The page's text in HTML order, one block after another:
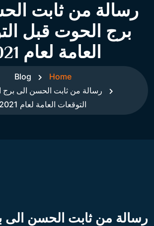
رسالة من ثابت
برج الحوت قبل
العامة لعام 2021
Home
Blog
رسالة من ثابت الحسن الى برج
التوقعات العامة لعام 2021
رسالة من ثابت الحسن الى